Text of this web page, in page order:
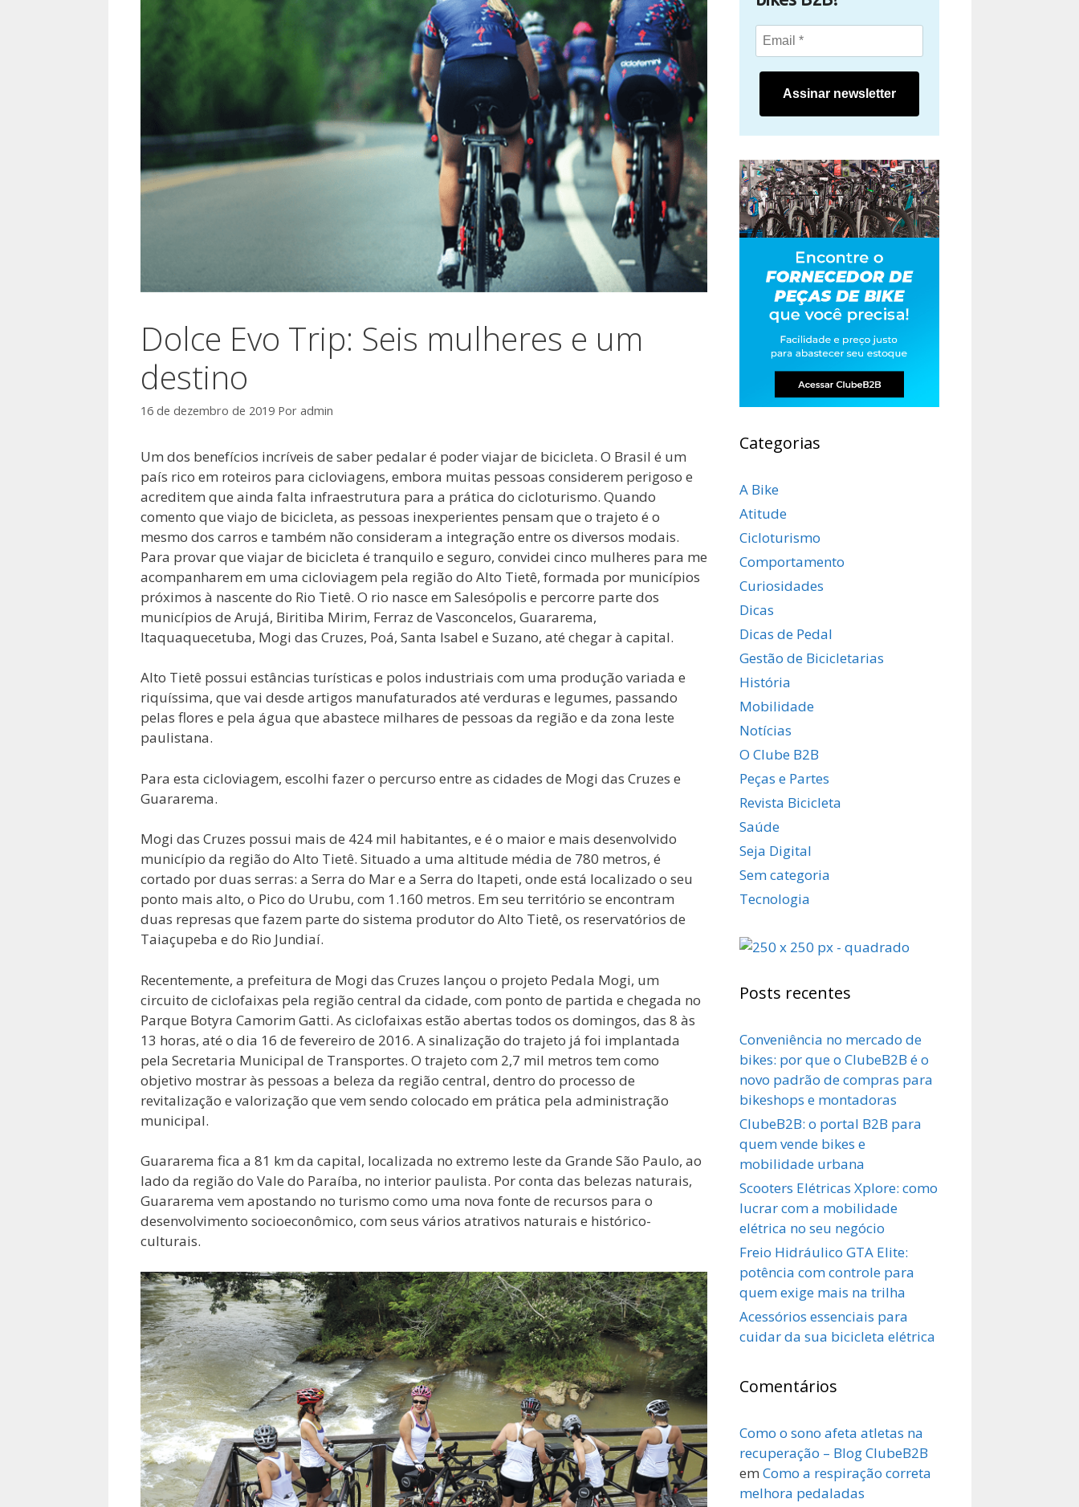
Dolce Evo Trip: Seis mulheres e um
destino
16 de dezembro de 2019 Por admin
Um dos benefícios incríveis de saber pedalar é poder viajar de bicicleta. O Brasil é um
país rico em roteiros para cicloviagens, embora muitas pessoas considerem perigoso e
acreditem que ainda falta infraestrutura para a prática do cicloturismo. Quando
comento que viajo de bicicleta, as pessoas inexperientes pensam que o trajeto é o
mesmo dos carros e também não consideram a integração entre os diversos modais.
Para provar que viajar de bicicleta é tranquilo e seguro, convidei cinco mulheres para me
acompanharem em uma cicloviagem pela região do Alto Tietê, formada por municípios
próximos à nascente do Rio Tietê. O rio nasce em Salesópolis e percorre parte dos
municípios de Arujá, Biritiba Mirim, Ferraz de Vasconcelos, Guararema,
Itaquaquecetuba, Mogi das Cruzes, Poá, Santa Isabel e Suzano, até chegar à capital.
Alto Tietê possui estâncias turísticas e polos industriais com uma produção variada e
riquíssima, que vai desde artigos manufaturados até verduras e legumes, passando
pelas flores e pela água que abastece milhares de pessoas da região e da zona leste
paulistana.
Para esta cicloviagem, escolhi fazer o percurso entre as cidades de Mogi das Cruzes e
Guararema.
Mogi das Cruzes possui mais de 424 mil habitantes, e é o maior e mais desenvolvido
município da região do Alto Tietê. Situado a uma altitude média de 780 metros, é
cortado por duas serras: a Serra do Mar e a Serra do Itapeti, onde está localizado o seu
ponto mais alto, o Pico do Urubu, com 1.160 metros. Em seu território se encontram
duas represas que fazem parte do sistema produtor do Alto Tietê, os reservatórios de
Taiaçupeba e do Rio Jundiaí.
Recentemente, a prefeitura de Mogi das Cruzes lançou o projeto Pedala Mogi, um
circuito de ciclofaixas pela região central da cidade, com ponto de partida e chegada no
Parque Botyra Camorim Gatti. As ciclofaixas estão abertas todos os domingos, das 8 às
13 horas, até o dia 16 de fevereiro de 2016. A sinalização do trajeto já foi implantada
pela Secretaria Municipal de Transportes. O trajeto com 2,7 mil metros tem como
objetivo mostrar às pessoas a beleza da região central, dentro do processo de
revitalização e valorização que vem sendo colocado em prática pela administração
municipal.
Guararema fica a 81 km da capital, localizada no extremo leste da Grande São Paulo, ao
lado da região do Vale do Paraíba, no interior paulista. Por conta das belezas naturais,
Guararema vem apostando no turismo como uma nova fonte de recursos para o
desenvolvimento socioeconômico, com seus vários atrativos naturais e histórico-
culturais.
Assinar newsletter
Categorias
A Bike
Atitude
Cicloturismo
Comportamento
Curiosidades
Dicas
Dicas de Pedal
Gestão de Bicicletarias
História
Mobilidade
Notícias
O Clube B2B
Peças e Partes
Revista Bicicleta
Saúde
Seja Digital
Sem categoria
Tecnologia
Posts recentes
Conveniência no mercado de
bikes: por que o ClubeB2B é o
novo padrão de compras para
bikeshops e montadoras
ClubeB2B: o portal B2B para
quem vende bikes e
mobilidade urbana
Scooters Elétricas Xplore: como
lucrar com a mobilidade
elétrica no seu negócio
Freio Hidráulico GTA Elite:
potência com controle para
quem exige mais na trilha
Acessórios essenciais para
cuidar da sua bicicleta elétrica
Comentários
Como o sono afeta atletas na
recuperação – Blog ClubeB2B
em Como a respiração correta
melhora pedaladas